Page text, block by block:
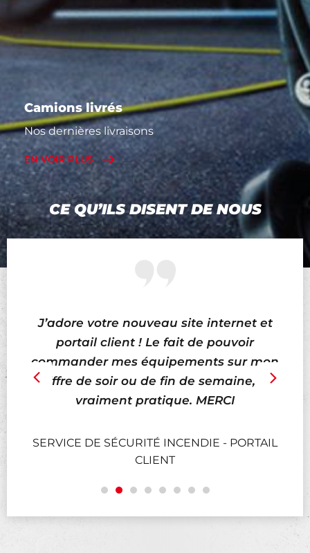
Camions livrés
Nos dernières livraisons
EN VOIR PLUS
CE QU’ILS DISENT DE NOUS
J’adore votre nouveau site internet et
portail client ! Le fait de pouvoir
commander mes équipements sur mon
chiffre de soir ou de fin de semaine, est
vraiment pratique. MERCI
SERVICE DE SÉCURITÉ INCENDIE - PORTAIL
CLIENT